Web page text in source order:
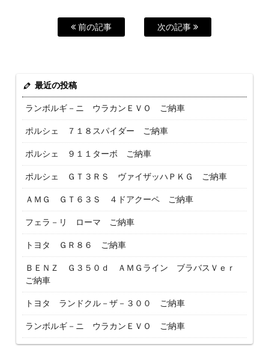
前の記事 次の記事
最近の投稿
ランボルギ－ニ ウラカンＥＶＯ ご納車
ポルシェ ７１８スパイダー ご納車
ポルシェ ９１１ターボ ご納車
ポルシェ ＧＴ３ＲＳ ヴァイザッハＰＫＧ ご納車
ＡＭＧ ＧＴ６３Ｓ ４ドアクーペ ご納車
フェラ－リ ローマ ご納車
トヨタ ＧＲ８６ ご納車
ＢＥＮＺ Ｇ３５０ｄ ＡＭＧライン ブラバスＶｅｒ
ご納車
トヨタ ランドクル－ザ－３００ ご納車
ランボルギ－ニ ウラカンＥＶＯ ご納車